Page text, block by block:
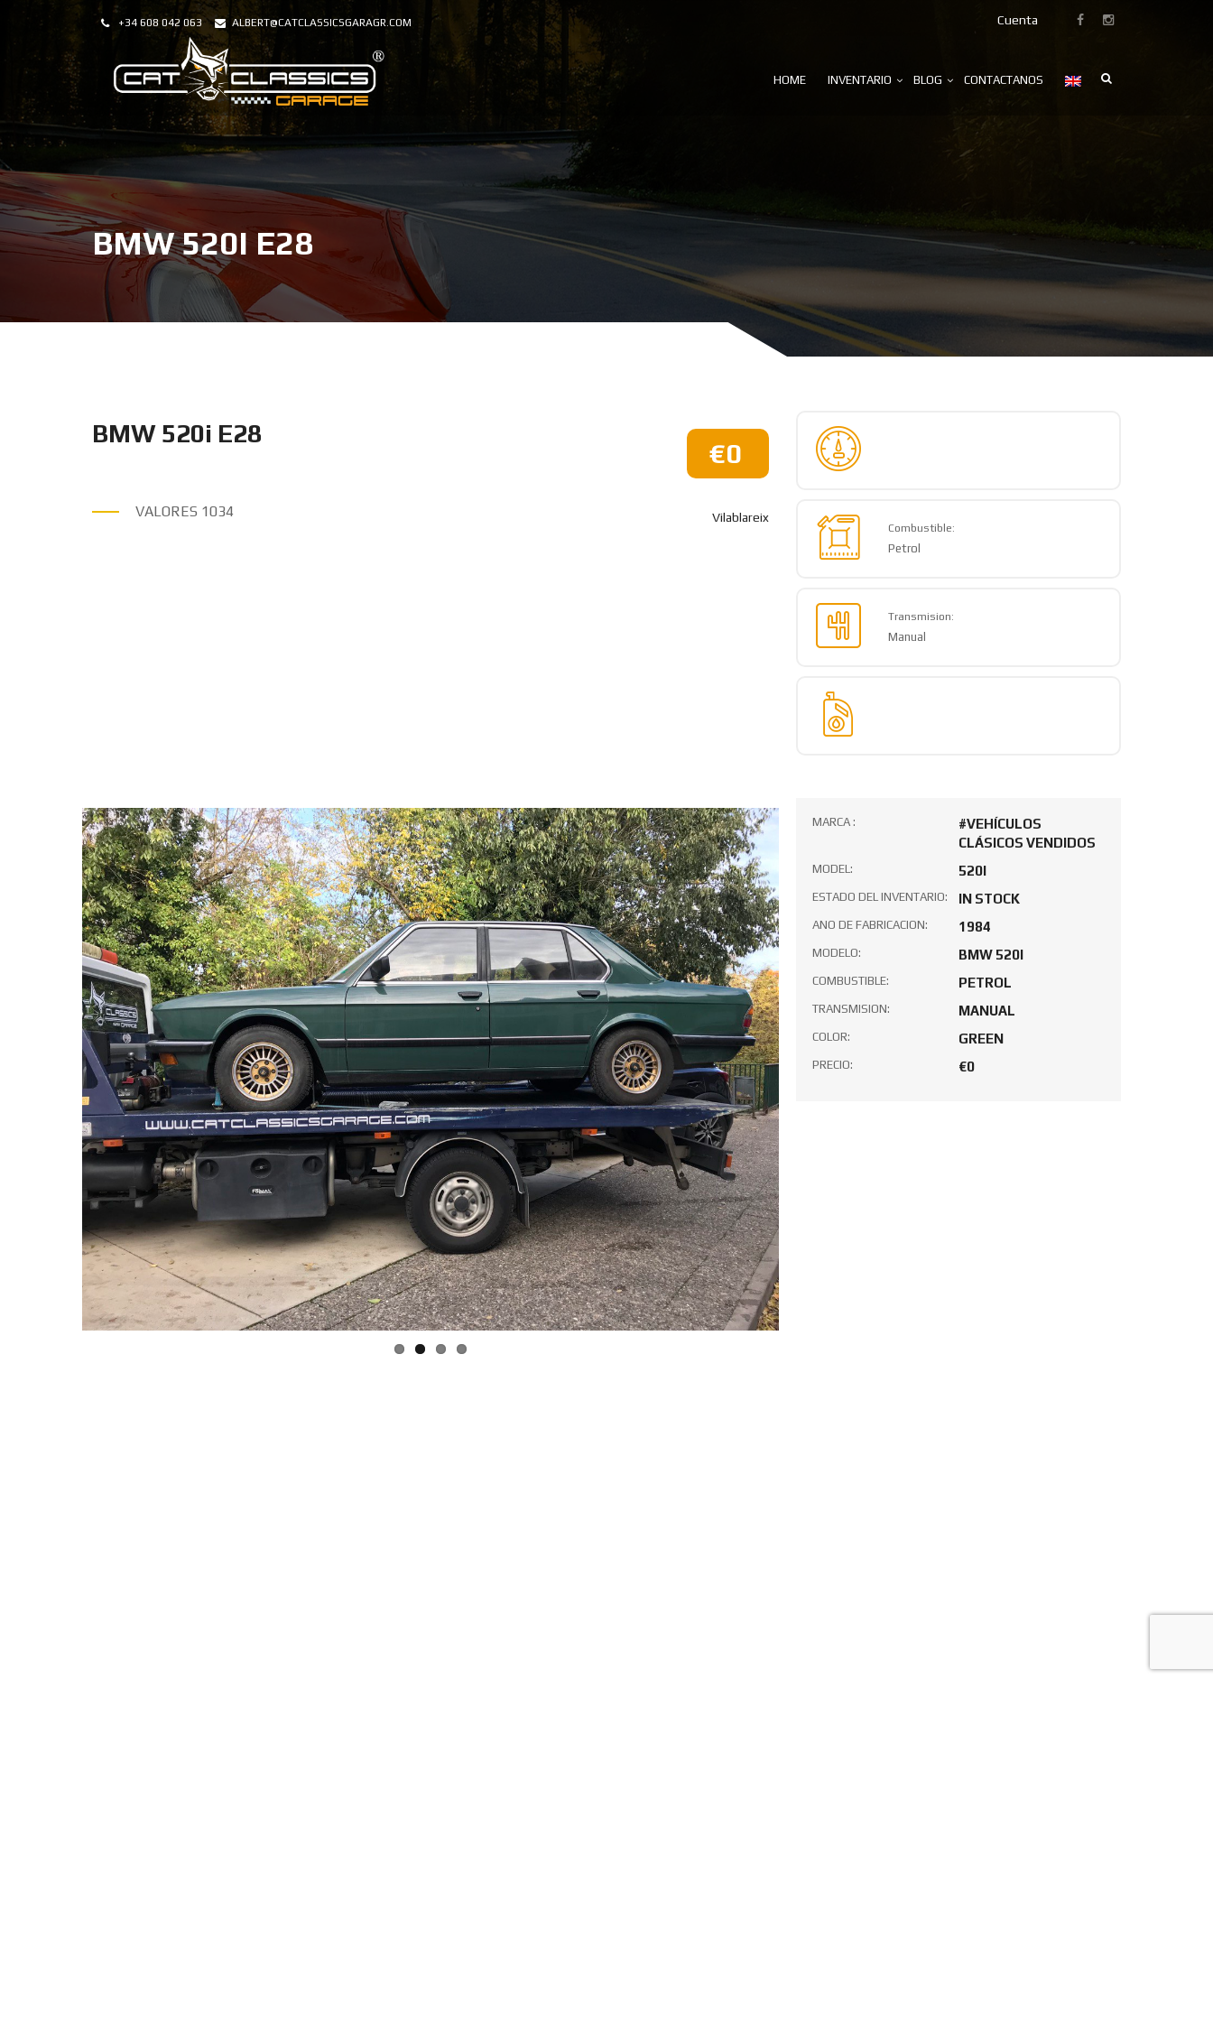
+34 608 042 063 ALBERT@CATCLASSICSGARAGR.COM Cuenta
HOME INVENTARIO BLOG CONTACTANOS
BMW 520I E28
BMW 520i E28
€0
VALORES 1034 Vilablareix
Combustible:
Petrol
Transmision:
Manual
MARCA :
#VEHÍCULOS
CLÁSICOS VENDIDOS
MODEL: 520I
ESTADO DEL INVENTARIO: IN STOCK
ANO DE FABRICACION: 1984
MODELO: BMW 520I
COMBUSTIBLE: PETROL
TRANSMISION: MANUAL
COLOR: GREEN
PRECIO: €0